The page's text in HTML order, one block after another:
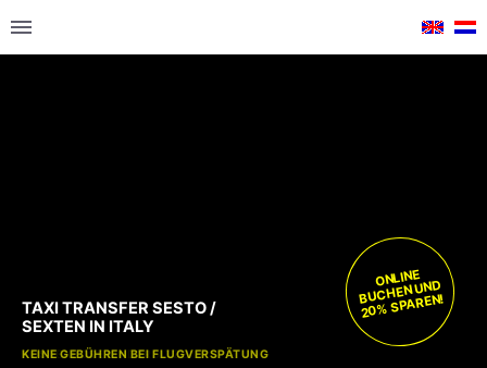
KOSTENLOSE KINDERSITZE
KEINE GEBÜHREN BEI FLUGVERSPÄTUNG
TAXI TRANSFER SESTO /
SEXTEN IN ITALY
ONLINE
BUCHEN UND
20% SPAREN!